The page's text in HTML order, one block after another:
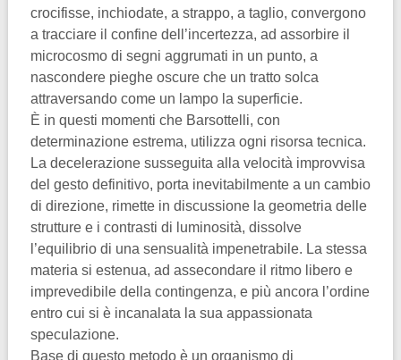
crocifisse, inchiodate, a strappo, a taglio, convergono
a tracciare il confine dell’incertezza, ad assorbire il
microcosmo di segni aggrumati in un punto, a
nascondere pieghe oscure che un tratto solca
attraversando come un lampo la superficie.
È in questi momenti che Barsottelli, con
determinazione estrema, utilizza ogni risorsa tecnica.
La decelerazione susseguita alla velocità improvvisa
del gesto definitivo, porta inevitabilmente a un cambio
di direzione, rimette in discussione la geometria delle
strutture e i contrasti di luminosità, dissolve
l’equilibrio di una sensualità impenetrabile. La stessa
materia si estenua, ad assecondare il ritmo libero e
imprevedibile della contingenza, e più ancora l’ordine
entro cui si è incanalata la sua appassionata
speculazione.
Base di questo metodo è un organismo di